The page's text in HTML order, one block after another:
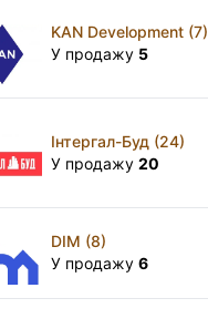
KAN Development (7)
У продажу 5
Інтергал-Буд (24)
У продажу20
DIM (8)
У продажу6